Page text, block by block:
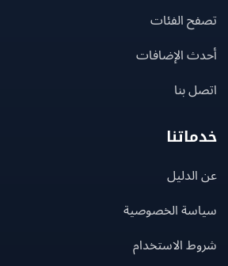
الفئات
الإضافات
بنا
الخصوصية
الاستخدام